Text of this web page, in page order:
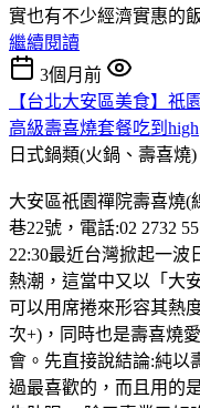
實也有不少經濟實惠的
繼續閱讀
3個月前
【台北大安區美食】祇
高級壽喜燒套餐吃到high
日式鍋類(火鍋、壽喜燒)
大安區祇園禪院壽喜燒(
巷22號，電話:02 2732
22:30最近台灣掀起一
熱潮，這當中又以「大
可以用席捲來形容其熱
次+)，同時也是壽喜燒
會。先直接說結論:純以
過最喜歡的，而且用的